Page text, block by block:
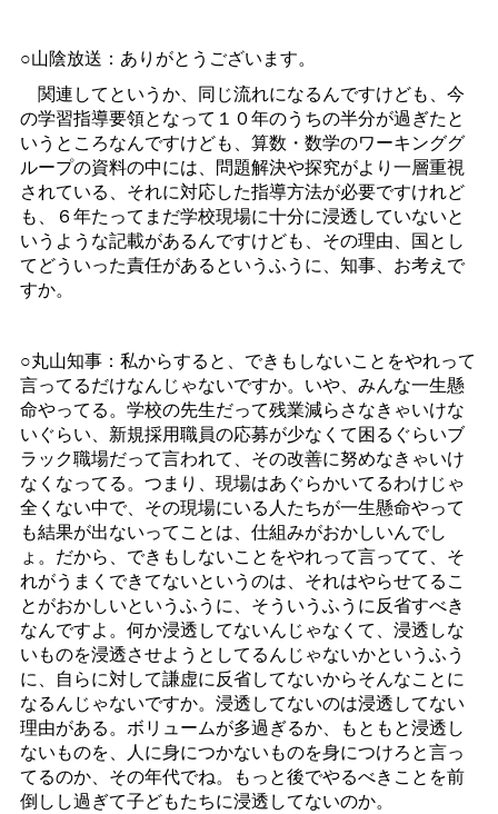
○山陰放送：ありがとうございます。
関連してというか、同じ流れになるんですけども、今
の学習指導要領となって１０年のうちの半分が過ぎたと
いうところなんですけども、算数・数学のワーキンググ
ループの資料の中には、問題解決や探究がより一層重視
されている、それに対応した指導方法が必要ですけれど
も、６年たってまだ学校現場に十分に浸透していないと
いうような記載があるんですけども、その理由、国とし
てどういった責任があるというふうに、知事、お考えで
すか。
○丸山知事：私からすると、できもしないことをやれって
言ってるだけなんじゃないですか。いや、みんな一生懸
命やってる。学校の先生だって残業減らさなきゃいけな
いぐらい、新規採用職員の応募が少なくて困るぐらいブ
ラック職場だって言われて、その改善に努めなきゃいけ
なくなってる。つまり、現場はあぐらかいてるわけじゃ
全くない中で、その現場にいる人たちが一生懸命やって
も結果が出ないってことは、仕組みがおかしいんでし
ょ。だから、できもしないことをやれって言ってて、そ
れがうまくできてないというのは、それはやらせてるこ
とがおかしいというふうに、そういうふうに反省すべき
なんですよ。何か浸透してないんじゃなくて、浸透しな
いものを浸透させようとしてるんじゃないかというふう
に、自らに対して謙虚に反省してないからそんなことに
なるんじゃないですか。浸透してないのは浸透してない
理由がある。ボリュームが多過ぎるか、もともと浸透し
ないものを、人に身につかないものを身につけろと言っ
てるのか、その年代でね。もっと後でやるべきことを前
倒しし過ぎて子どもたちに浸透してないのか。